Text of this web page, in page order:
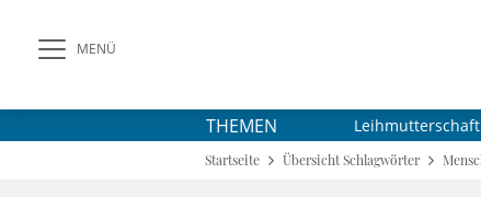
MENÜ
THEMEN Leihmutterschaft
Startseite Übersicht Schlagwörter